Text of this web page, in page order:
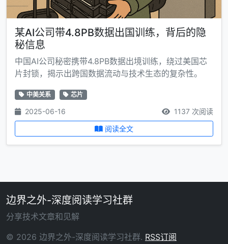
某AI公司带4.8PB数据出国训练，背后的隐
秘信息
中国AI公司秘密携带4.8PB数据出境训练，绕过美国芯
片封锁，揭示出跨国数据流动与技术生态的复杂性。
中美关系 芯片
2025-06-16
1137 次阅读
阅读全文
边界之外-深度阅读学习社群
分享技术文章和见解
© 2026 边界之外-深度阅读学习社群. RSS订阅